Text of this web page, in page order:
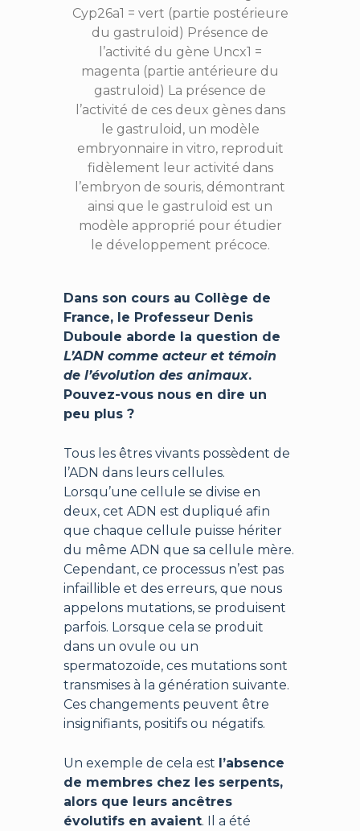
Cyp26a1 = vert (partie postérieure
du gastruloid) Présence de
l’activité du gène Uncx1 =
magenta (partie antérieure du
gastruloid) La présence de
l’activité de ces deux gènes dans
le gastruloid, un modèle
embryonnaire in vitro, reproduit
fidèlement leur activité dans
l’embryon de souris, démontrant
ainsi que le gastruloid est un
modèle approprié pour étudier
le développement précoce.
Dans son cours au Collège de
France, le Professeur Denis
Duboule aborde la question de
L’ADN comme acteur et témoin
de l’évolution des animaux.
Pouvez-vous nous en dire un
peu plus ?
Tous les êtres vivants possèdent de
l’ADN dans leurs cellules.
Lorsqu’une cellule se divise en
deux, cet ADN est dupliqué afin
que chaque cellule puisse hériter
du même ADN que sa cellule mère.
Cependant, ce processus n’est pas
infaillible et des erreurs, que nous
appelons mutations, se produisent
parfois. Lorsque cela se produit
dans un ovule ou un
spermatozoïde, ces mutations sont
transmises à la génération suivante.
Ces changements peuvent être
insignifiants, positifs ou négatifs.
Un exemple de cela est l’absence
de membres chez les serpents,
alors que leurs ancêtres
évolutifs en avaient. Il a été